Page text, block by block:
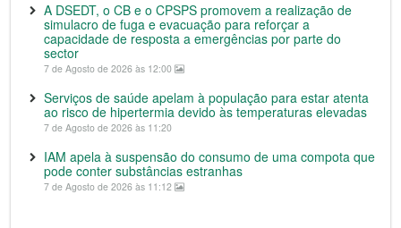
A DSEDT, o CB e o CPSPS promovem a realização de
simulacro de fuga e evacuação para reforçar a
capacidade de resposta a emergências por parte do
sector
7 de Agosto de 2026 às 12:00
Serviços de saúde apelam à população para estar atenta
ao risco de hipertermia devido às temperaturas elevadas
7 de Agosto de 2026 às 11:20
IAM apela à suspensão do consumo de uma compota que
pode conter substâncias estranhas
7 de Agosto de 2026 às 11:12